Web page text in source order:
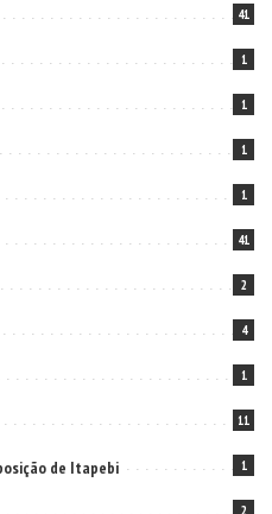
41
1
1
1
1
41
2
4
1
11
de Itapebi 1
2